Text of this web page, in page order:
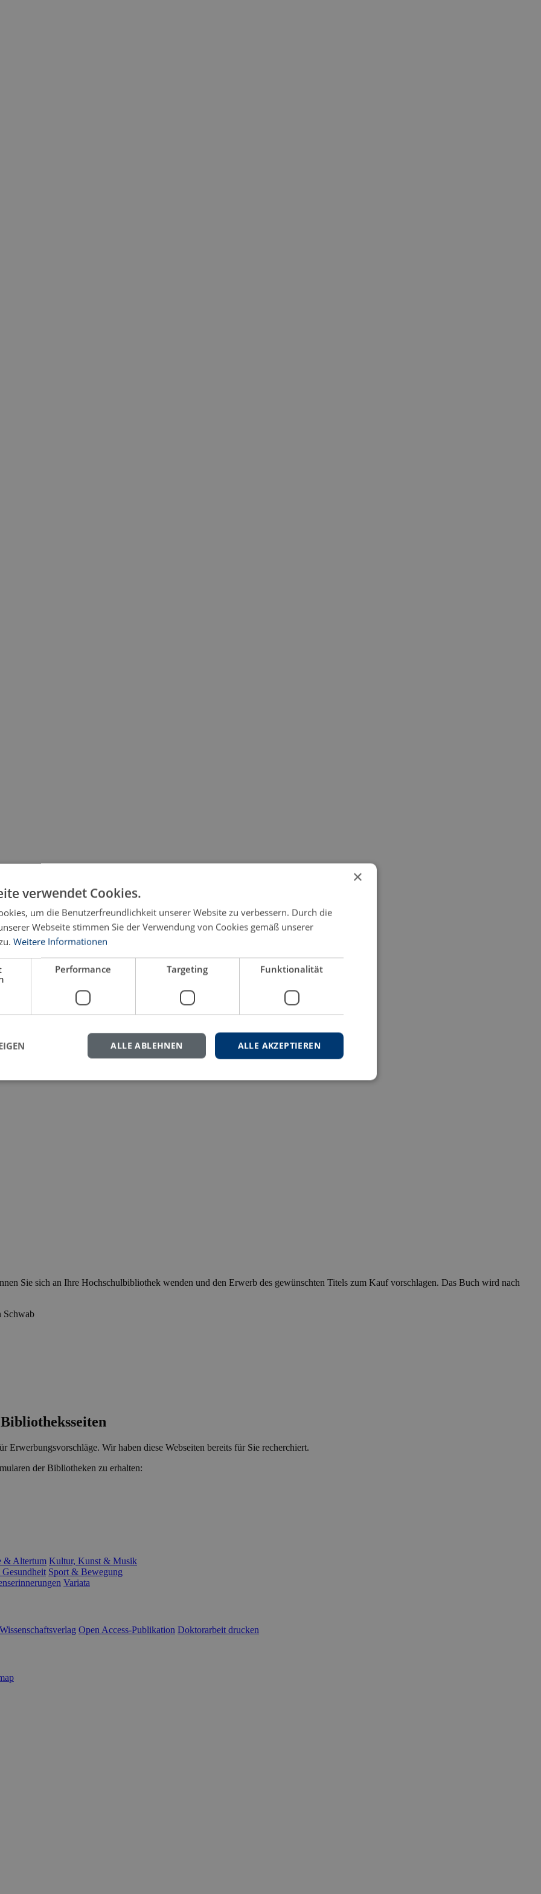
Sie sich an Ihre Hochschulbibliothek wenden und den Erwerb des gewünschten Titels zum Kauf vorschlagen. Das Buch wird nach
Schwab
Wir haben diese Webseiten bereits für Sie recherchiert.
der Bibliotheken zu erhalten:
& Altertum Kultur, Kunst & Musik
Sport & Bewegung
Variata
Wissenschaftsverlag Open Access-Publikation Doktorarbeit drucken
×
verwendet Cookies.
um die Benutzerfreundlichkeit unserer Website zu verbessern. Durch die
Webseite stimmen Sie der Verwendung von Cookies gemäß unserer
Weitere Informationen
Performance Targeting Funktionalität
ALLE AKZEPTIEREN
ALLE ABLEHNEN